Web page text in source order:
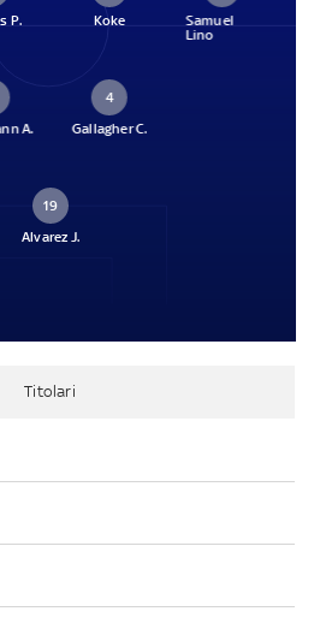
P.
Koke
Samuel
Lino
4
Gallagher C.
A.
19
Alvarez J.
Titolari